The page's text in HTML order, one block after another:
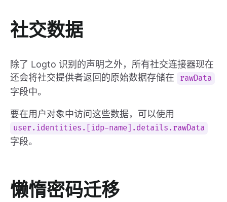
社交数据
除了 Logto 识别的声明之外，所有社交连接器现在
还会将社交提供者返回的原始数据存储在
rawData
字段中。
要在用户对象中访问这些数据，可以使用
user.identities.[idp-name].details.rawData
字段。
懒惰密码迁移